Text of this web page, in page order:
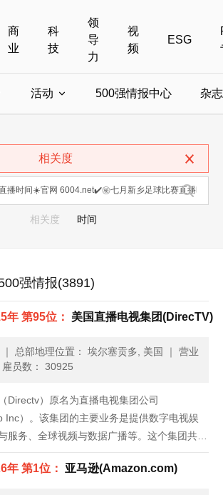
具影响力商界女性
商
业
科
技
领
导
力
视
频
ESG
活动 500强情报中心 杂
相关度
相关度 时间
强情报(3891)
年 第95位： 美国直播电视集团(DirecTV)
｜ 总部地理位置： 埃尔塞贡多, 美国 ｜ 营业
雇员数： 30925
Directv）原名为直播电视集团公司
Inc）。该集团的主要业务是提供数字电视娱
服务、全球视频与数据广播等。这个集团共分
美国与DIRECTV拉丁美洲。DIRECTV美国
高清直播电视卫星（DT......
年 第1位： 亚马逊(Amazon.com)